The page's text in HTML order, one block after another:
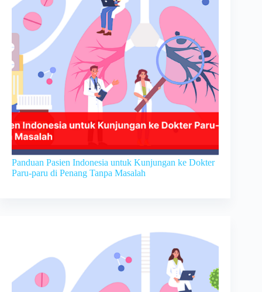
Panduan Pasien Indonesia untuk Kunjungan ke Dokter
Paru-paru di Penang Tanpa Masalah